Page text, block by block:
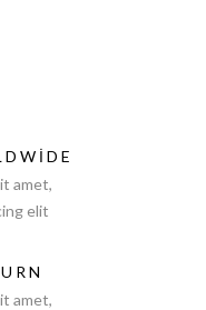
amet,
elit
amet,